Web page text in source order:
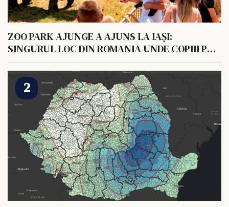
ZOO PARK AJUNGE A AJUNS LA IAȘI:
SINGURUL LOC DIN ROMANIA UNDE COPIII POT
HRANI UN ELEFANT